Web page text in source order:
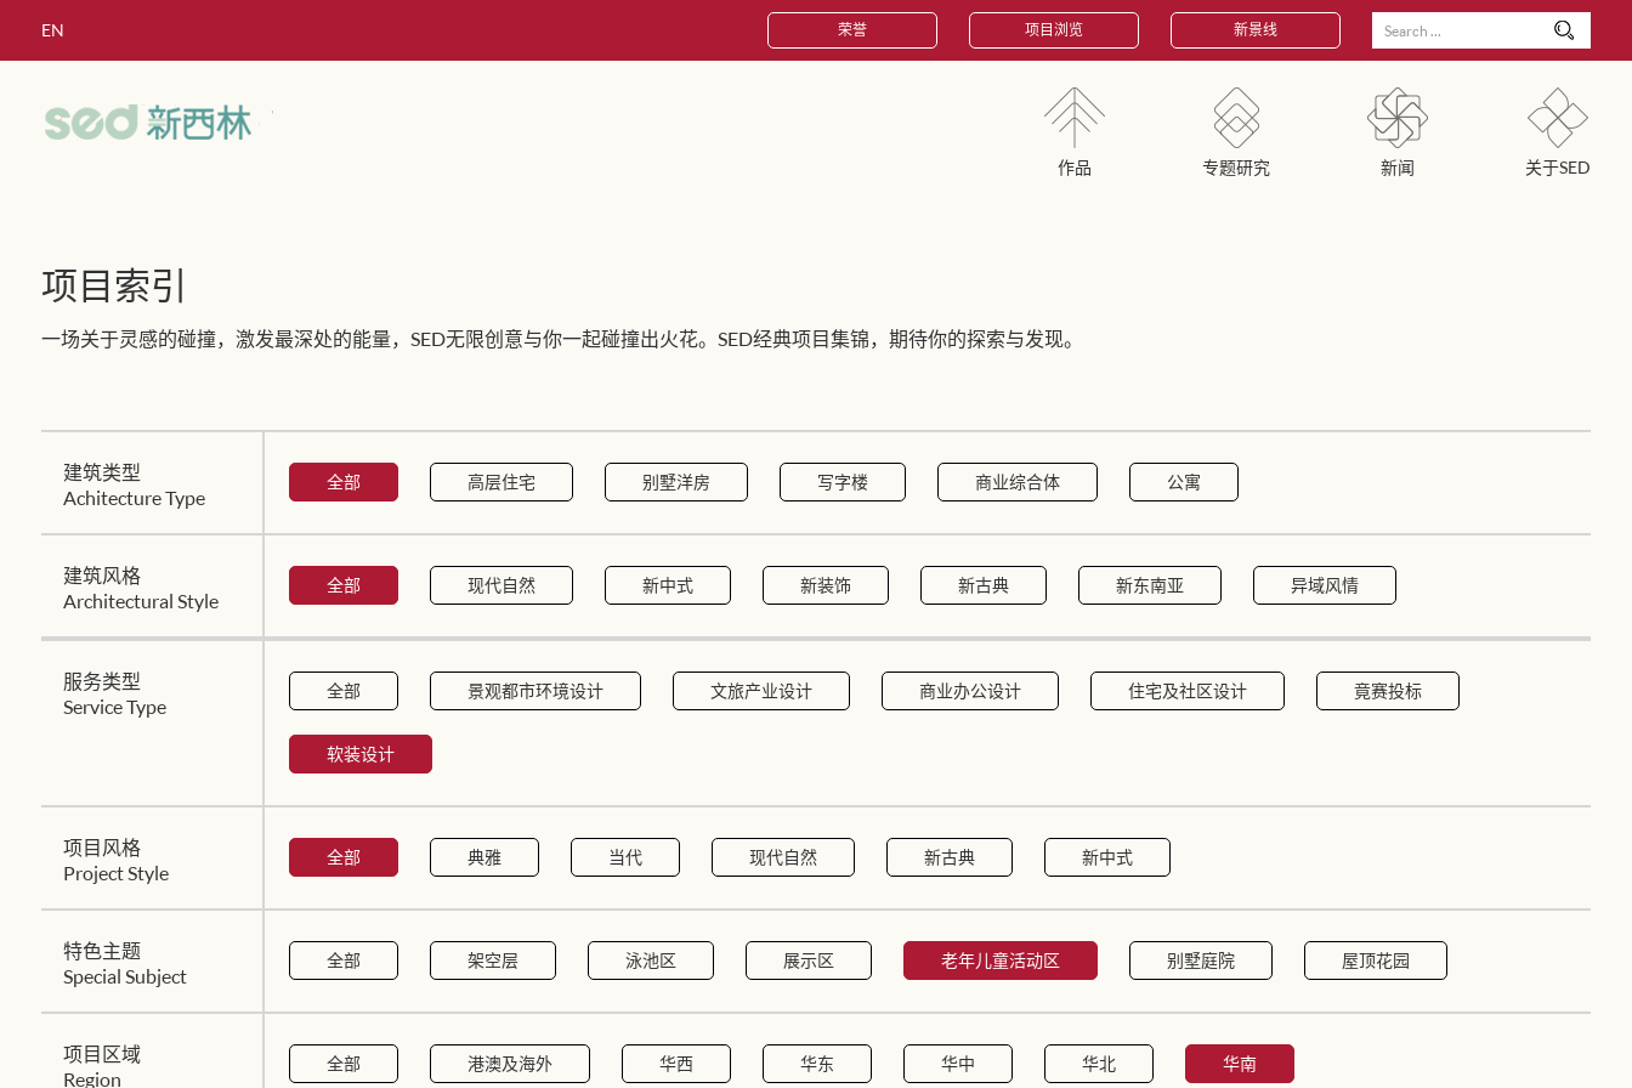
EN 荣誉 项目浏览 新景线
作品 专题研究 新闻 关于SED
项目索引
一场关于灵感的碰撞，激发最深处的能量，SED无限创意与你一起碰撞出火花。SED经典项目集锦，期待你的探索与发现。
建筑类型
Achitecture Type
全部 高层住宅 别墅洋房 写字楼 商业综合体 公寓
建筑风格
Architectural Style
全部 现代自然 新中式 新装饰 新古典 新东南亚 异域风情
服务类型
Service Type
全部 景观都市环境设计 文旅产业设计 商业办公设计 住宅及社区设计 竟赛投标
软装设计
项目风格
Project Style
全部 典雅 当代 现代自然 新古典 新中式
特色主题
Special Subject
全部 架空层 泳池区 展示区 老年儿童活动区 别墅庭院 屋顶花园
项目区域
Region
全部 港澳及海外 华西 华东 华中 华北 华南